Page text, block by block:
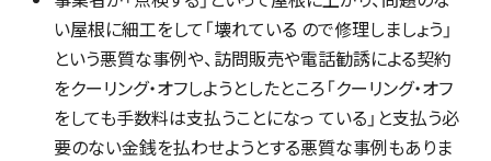
い屋根に細工をして「壊れている ので修理しましょう」
という悪質な事例や、訪問販売や電話勧誘による契約
をクーリング・オフしようとしたところ「クーリング・オフ
をしても手数料は支払うことになっ ている」と支払う必
要のない金銭を払わせようとする悪質な事例もありま